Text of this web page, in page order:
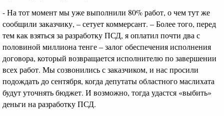
- На тот момент мы уже выполнили 80% работ, о чем тут же
сообщили заказчику, – сетует коммерсант. – Более того, перед
тем как взяться за разработку ПСД, я оплатил почти два с
половиной миллиона тенге – залог обеспечения исполнения
договора, который возвращается исполнителю по завершении
всех работ. Мы созвонились с заказчиком, и нас просили
подождать до сентября, когда депутаты областного маслихата
будут уточнять бюджет. И возможно, тогда удастся «выбить»
деньги на разработку ПСД.